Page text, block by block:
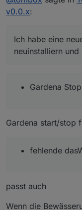
v0.0.x:
Ich habe eine
neuinstalliern und
Gardena
Gardena start/stop
fehlende
passt auch
Wenn die